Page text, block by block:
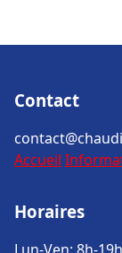
Contact
Accueil
Horaires